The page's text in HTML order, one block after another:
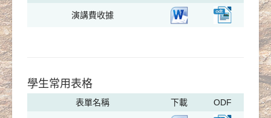
演講費收據
學生常用表格
表單名稱 下載 ODF